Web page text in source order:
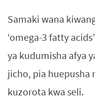
Samaki wana
‘omega-3 fatty
ya kudumisha afya
jicho, pia huepusha
kuzorota kwa seli.